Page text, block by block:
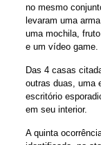
no mesmo
levaram uma
uma mochila,
e um vídeo game.
Das 4 casas
outras duas, uma
escritório
em seu interior.
A quinta